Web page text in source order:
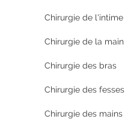
Chirurgie de l'intime
Chirurgie de la main
Chirurgie des bras
Chirurgie des fesses
Chirurgie des mains